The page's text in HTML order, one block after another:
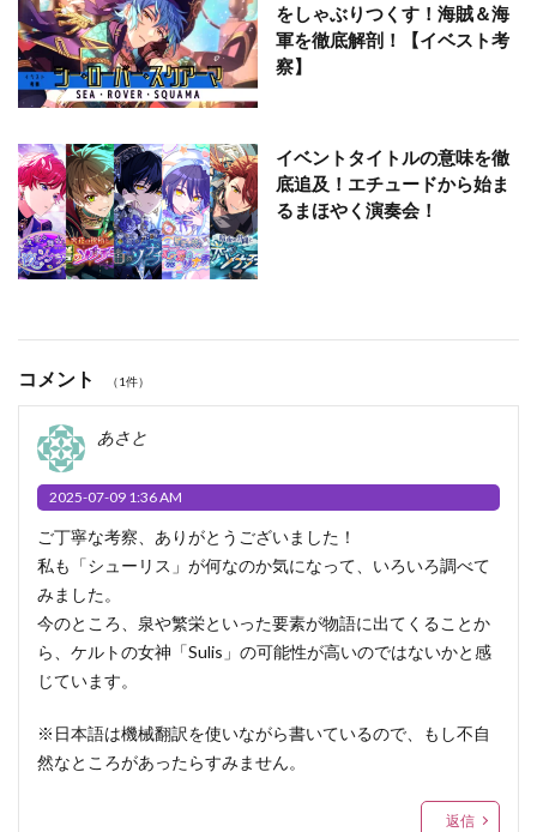
をしゃぶりつくす！海賊＆海
軍を徹底解剖！【イベスト考
察】
イベントタイトルの意味を徹
底追及！エチュードから始ま
るまほやく演奏会！
コメント （1件）
あさと
2025-07-09 1:36 AM
ご丁寧な考察、ありがとうございました！
私も「シューリス」が何なのか気になって、いろいろ調べて
みました。
今のところ、泉や繁栄といった要素が物語に出てくることか
ら、ケルトの女神「Sulis」の可能性が高いのではないかと感
じています。
※日本語は機械翻訳を使いながら書いているので、もし不自
然なところがあったらすみません。
返信